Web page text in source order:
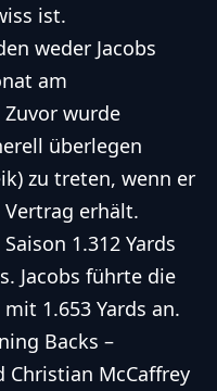
ist.
weder Jacobs
am
wurde
überlegen
zu treten, wenn er
erhält.
1.312 Yards
Jacobs führte die
1.653 Yards an.
Backs –
McCaffrey